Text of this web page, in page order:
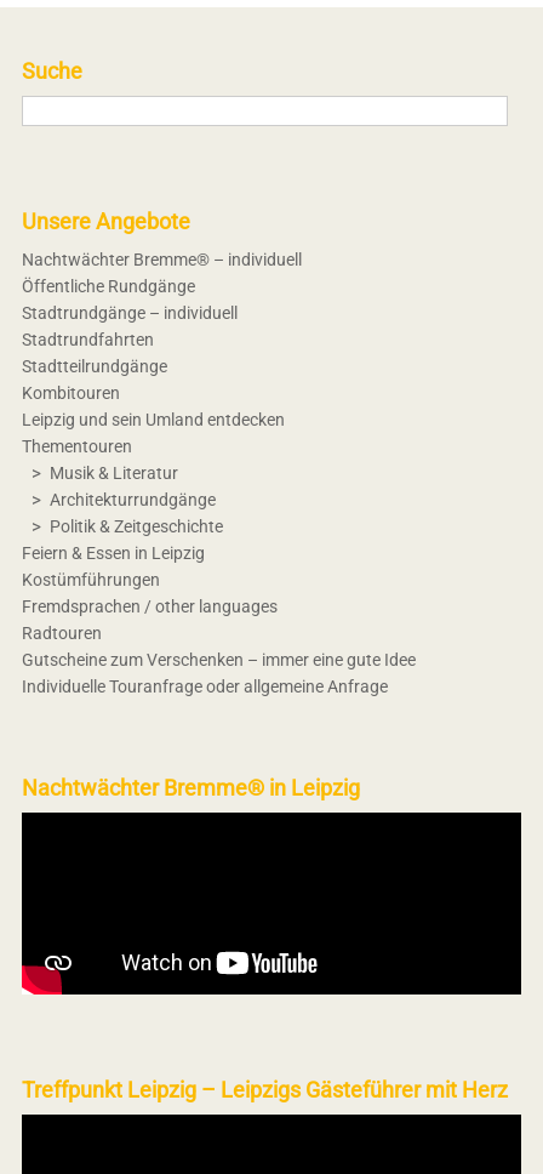
Suche
Unsere Angebote
Nachtwächter Bremme® – individuell
Öffentliche Rundgänge
Stadtrundgänge – individuell
Stadtrundfahrten
Stadtteilrundgänge
Kombitouren
Leipzig und sein Umland entdecken
Thementouren
Musik & Literatur
Architekturrundgänge
Politik & Zeitgeschichte
Feiern & Essen in Leipzig
Kostümführungen
Fremdsprachen / other languages
Radtouren
Gutscheine zum Verschenken – immer eine gute Idee
Individuelle Touranfrage oder allgemeine Anfrage
Nachtwächter Bremme® in Leipzig
Treffpunkt Leipzig – Leipzigs Gästeführer mit Herz